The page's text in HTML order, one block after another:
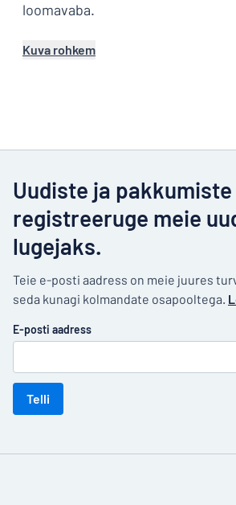
loomavaba.
Kuva rohkem
Uudiste ja
registreeruge meie
lugejaks.
Teie e-posti aadress on meie juures
seda kunagi kolmandate osapooltega.
E-posti aadress
Telli